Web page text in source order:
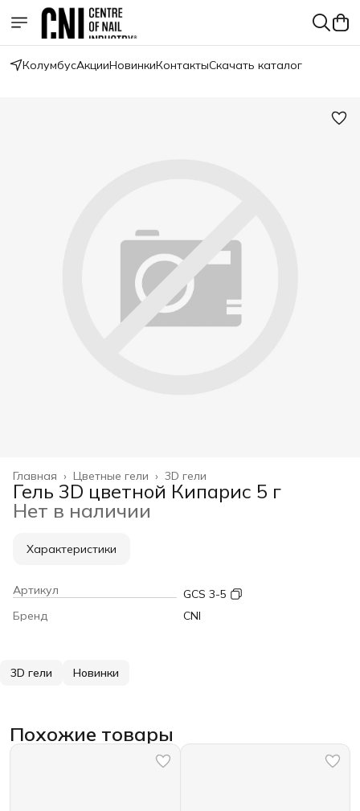
КолумбусАкцииНовинкиКонтактыСкачать каталог
3D гели
Цветные гели ›
Главная ›
Гель 3D цветной Кипарис 5 г
Нет в наличии
Характеристики
Артикул
GCS 3-5
Бренд
CNI
3D гели Новинки
Похожие товары